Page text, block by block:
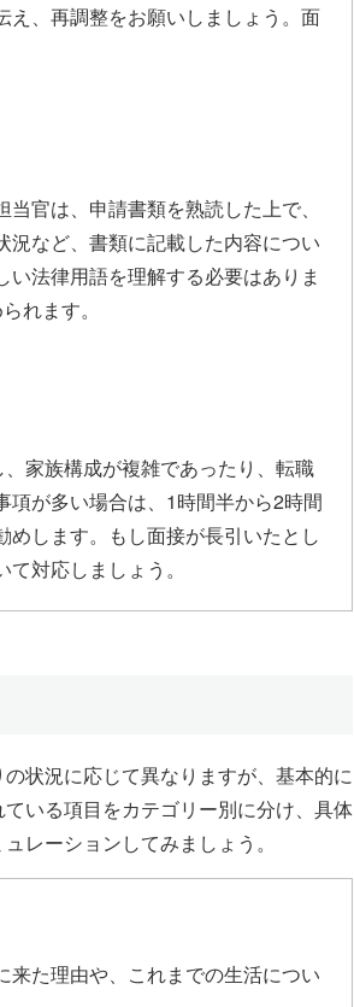
え、再調整をお願いしましょう。面
当官は、申請書類を熟読した上で、
など、書類に記載した内容につい
法律用語を理解する必要はありま
れます。
家族構成が複雑であったり、転職
が多い場合は、1時間半から2時間
します。もし面接が長引いたとし
対応しましょう。
状況に応じて異なりますが、基本的に
いる項目をカテゴリー別に分け、具体
レーションしてみましょう。
た理由や、これまでの生活につい